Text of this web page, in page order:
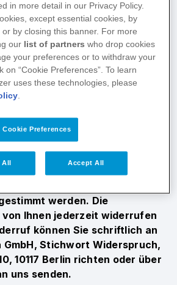
Einwilligungserklärung
des „Absenden“ Buttons willige
von Informationen zu
oder allgemeinen
welche mir die Pfizer Pharma
Pfizer Inc. unter
lassen können. Dies
sowie Einladungen zur
ein. Die Informationen
werden. Die
von Ihnen jederzeit widerrufen
können Sie schriftlich an
GmbH, Stichwort Widerspruch,
10117 Berlin richten oder über
uns senden.
in more detail in our Privacy Policy.
except essential cookies, by
or by closing this banner. For more
our list of partners who drop cookies
your preferences or to withdraw your
on “Cookie Preferences”. To learn
uses these technologies, please
.
Cookie Preferences
Accept All